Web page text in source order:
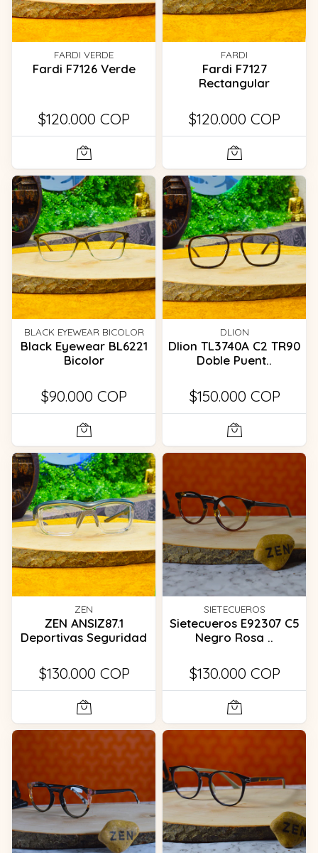
FARDI VERDE
Fardi F7126 Verde
$120.000 COP
FARDI
Fardi F7127
Rectangular
$120.000 COP
BLACK EYEWEAR BICOLOR
Black Eyewear BL6221
Bicolor
$90.000 COP
DLION
Dlion TL3740A C2 TR90
Doble Puent..
$150.000 COP
ZEN
ZEN ANSIZ87.1
Deportivas Seguridad
$130.000 COP
SIETECUEROS
Sietecueros E92307 C5
Negro Rosa ..
$130.000 COP